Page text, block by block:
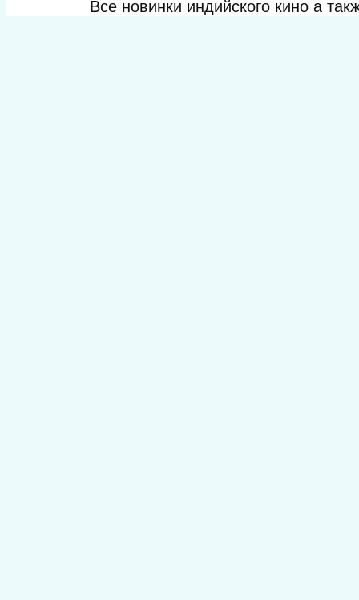
Все новинки индийского кино а